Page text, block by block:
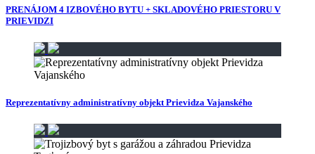
PRENÁJOM 4 IZBOVÉHO BYTU + SKLADOVÉHO PRIESTORU V
PRIEVIDZI
Reprezentatívny administratívny objekt Prievidza Vajanského